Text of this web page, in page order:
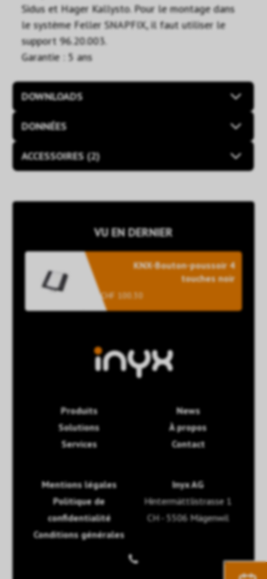
Sidus et Hager Kallysto. Pour le montage dans
le système Feller SNAPFIX, il faut utiliser le
support 96.20.003.
Garantie : 5 ans
DOWNLOADS
DONNÉES
ACCESSOIRES (2)
VU EN DERNIER
KNX-Bouton-poussoir 4
touches noir
CHF 100.30
Produits
Solutions
Services
News
À propos
Contact
Mentions légales
Politique de
confidentialité
Conditions générales
Inyx AG
Hintermättlistrasse 1
CH - 5506 Mägenwil